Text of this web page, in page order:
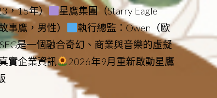
，15年）
星鷹集團（Starry Eagle
事鷹，男性）
執行總監：Owen（歐
是一個融合奇幻、商業與音樂的虛擬
實企業資訊
2026年9月重新啟動星鷹